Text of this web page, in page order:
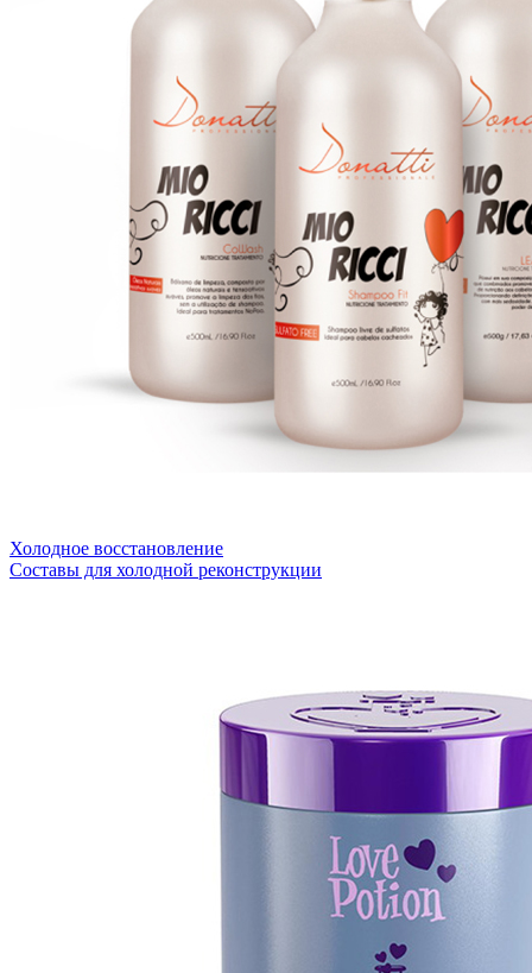
Холодное восстановление
Составы для холодной реконструкции